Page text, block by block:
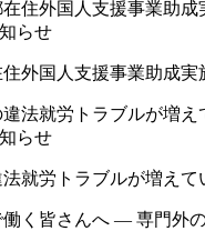
らせ
外国人支援事業助成実
らせ
法就労トラブルが増え